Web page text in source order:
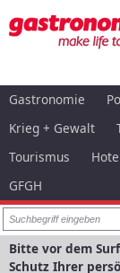
Gastronomie
Krieg + Gewalt
Tourismus
GFGH
Bitte vor dem
Schutz Ihrer